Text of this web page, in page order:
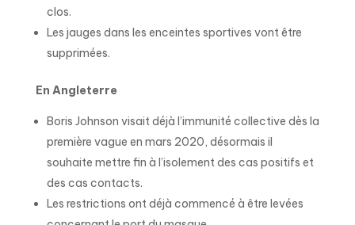
clos.
Les jauges dans les enceintes sportives vont être
supprimées.
En Angleterre
Boris Johnson visait déjà l’immunité collective dès la
première vague en mars 2020, désormais il
souhaite mettre fin à l’isolement des cas positifs et
des cas contacts.
Les restrictions ont déjà commencé à être levées